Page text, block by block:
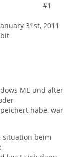
#1
31st, 2011
ME und alter
habe, war
situation beim